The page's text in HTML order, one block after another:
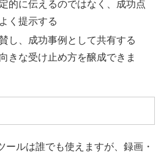
的に伝えるのではなく、成功点
く提示する
し、成功事例として共有する
きな受け止め方を醸成できま
ールは誰でも使えますが、録画・